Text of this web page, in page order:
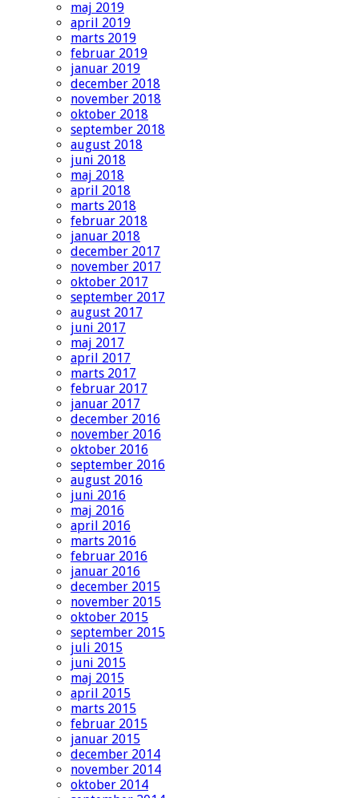
maj 2019
april 2019
marts 2019
februar 2019
januar 2019
december 2018
november 2018
oktober 2018
september 2018
august 2018
juni 2018
maj 2018
april 2018
marts 2018
februar 2018
januar 2018
december 2017
november 2017
oktober 2017
september 2017
august 2017
juni 2017
maj 2017
april 2017
marts 2017
februar 2017
januar 2017
december 2016
november 2016
oktober 2016
september 2016
august 2016
juni 2016
maj 2016
april 2016
marts 2016
februar 2016
januar 2016
december 2015
november 2015
oktober 2015
september 2015
juli 2015
juni 2015
maj 2015
april 2015
marts 2015
februar 2015
januar 2015
december 2014
november 2014
oktober 2014